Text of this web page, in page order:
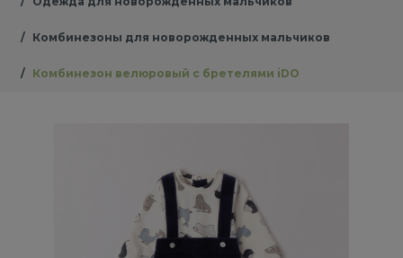
Комбинезоны для новорожденных мальчиков
Комбинезон велюровый с бретелями iDO